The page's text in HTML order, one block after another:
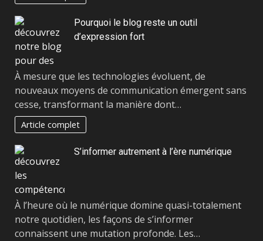
Pourquoi le blog reste un outil
d’expression fort
À mesure que les technologies évoluent, de
nouveaux moyens de communication émergent sans
cesse, transformant la manière dont…
Article complet
S’informer autrement à l’ère numérique
À l’heure où le numérique domine quasi-totalement
notre quotidien, les façons de s’informer
connaissent une mutation profonde. Les…